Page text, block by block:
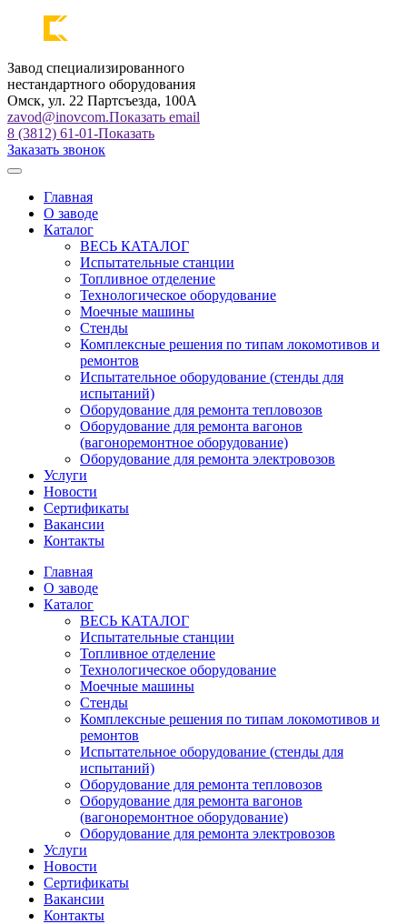
Завод специализированного
нестандартного оборудования
Омск, ул. 22 Партсъезда, 100А
zavod@inovcom.Показать email
8 (3812) 61-01-Показать
Заказать звонок
Главная
О заводе
Каталог
ВЕСЬ КАТАЛОГ
Испытательные станции
Топливное отделение
Технологическое оборудование
Моечные машины
Стенды
Комплексные решения по типам локомотивов и
ремонтов
Испытательное оборудование (стенды для
испытаний)
Оборудование для ремонта тепловозов
Оборудование для ремонта вагонов
(вагоноремонтное оборудование)
Оборудование для ремонта электровозов
Услуги
Новости
Сертификаты
Вакансии
Контакты
Главная
О заводе
Каталог
ВЕСЬ КАТАЛОГ
Испытательные станции
Топливное отделение
Технологическое оборудование
Моечные машины
Стенды
Комплексные решения по типам локомотивов и
ремонтов
Испытательное оборудование (стенды для
испытаний)
Оборудование для ремонта тепловозов
Оборудование для ремонта вагонов
(вагоноремонтное оборудование)
Оборудование для ремонта электровозов
Услуги
Новости
Сертификаты
Вакансии
Контакты